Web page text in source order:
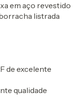
em aço revestido
listrada
de excelente
qualidade